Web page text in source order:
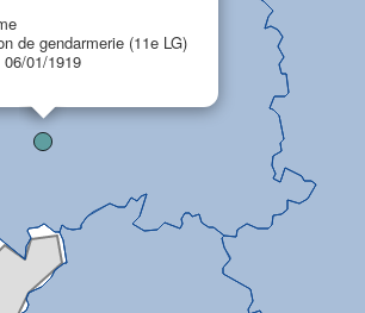
de gendarmerie (11e LG)
01/1919